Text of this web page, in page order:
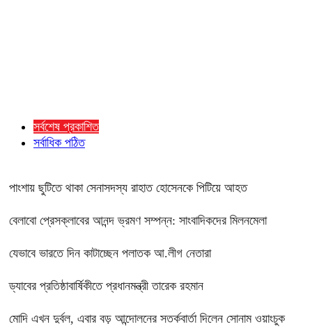
সর্বশেষ প্রকাশিত
সর্বাধিক পঠিত
পাংশায় ছুটিতে থাকা সেনাসদস্য রাহাত হোসেনকে পিটিয়ে আহত
বেলাবো প্রেসক্লাবের আনন্দ ভ্রমণ সম্পন্ন: সাংবাদিকদের মিলনমেলা
যেভাবে ভারতে দিন কাটাচ্ছেন পলাতক আ.লীগ নেতারা
ড্যাবের প্রতিষ্ঠাবার্ষিকীতে প্রধানমন্ত্রী তারেক রহমান
মোদি এখন দুর্বল, এবার বড় আন্দোলনের সতর্কবার্তা দিলেন সোনাম ওয়াংচুক